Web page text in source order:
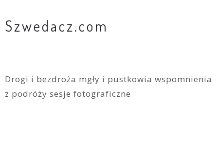
Szwedacz.com
Drogi i bezdroża mgły i pustkowia wspomnienia
z podróży sesje fotograficzne